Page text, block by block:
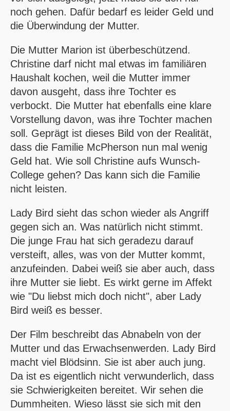
noch gehen. Dafür bedarf es leider Geld und
die Überwindung der Mutter.
Die Mutter Marion ist überbeschützend.
Christine darf nicht mal etwas im familiären
Haushalt kochen, weil die Mutter immer
davon ausgeht, dass ihre Tochter es
verbockt. Die Mutter hat ebenfalls eine klare
Vorstellung davon, was ihre Tochter machen
soll. Geprägt ist dieses Bild von der Realität,
dass die Familie McPherson nun mal wenig
Geld hat. Wie soll Christine aufs Wunsch-
College gehen? Das kann sich die Familie
nicht leisten.
Lady Bird sieht das schon wieder als Angriff
gegen sich an. Was natürlich nicht stimmt.
Die junge Frau hat sich geradezu darauf
versteift, alles, was von der Mutter kommt,
anzufeinden. Dabei weiß sie aber auch, dass
ihre Mutter sie liebt. Es wirkt gerne im Affekt
wie "Du liebst mich doch nicht", aber Lady
Bird weiß es besser.
Der Film beschreibt das Abnabeln von der
Mutter und das Erwachsenwerden. Lady Bird
macht viel Blödsinn. Sie ist aber auch jung.
Da ist es eigentlich nicht verwunderlich, dass
sie Schwierigkeiten bereitet. Wir sehen die
Dummheiten. Wieso lässt sie sich mit den